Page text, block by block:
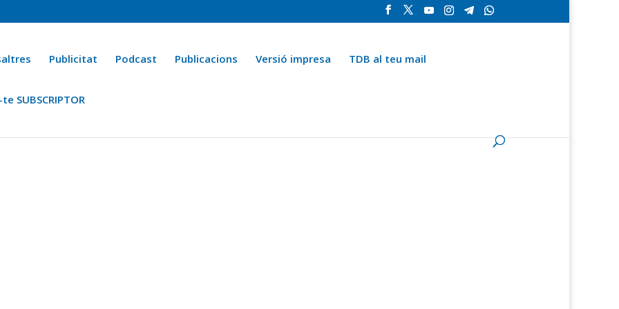
Publicitat Podcast Publicacions Versió impresa TDB al teu mail
SUBSCRIPTOR
Ara fa 25 anys